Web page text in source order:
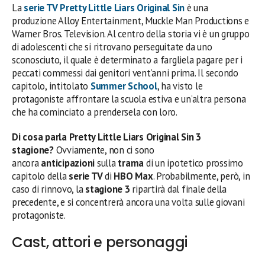
Laserie TV Pretty Little Liars Original Sinè una
produzione Alloy Entertainment, Muckle Man Productions e
Warner Bros. Television. Al centro della storia vi è un gruppo
di adolescenti che si ritrovano perseguitate da uno
sconosciuto, il quale è determinato a fargliela pagare per i
peccati commessi dai genitori vent’anni prima. Il secondo
capitolo, intitolato Summer School, ha visto le
protagoniste affrontare la scuola estiva e un’altra persona
che ha cominciato a prendersela con loro.
Di cosa parla Pretty Little Liars Original Sin 3
stagione?Ovviamente, non ci sono
ancoraanticipazionisullatramadi un ipotetico prossimo
capitolo dellaserie TVdi HBO Max. Probabilmente, però, in
caso di rinnovo, lastagione 3 ripartirà dal finale della
precedente, e si concentrerà ancora una volta sulle giovani
protagoniste.
Cast, attori e personaggi